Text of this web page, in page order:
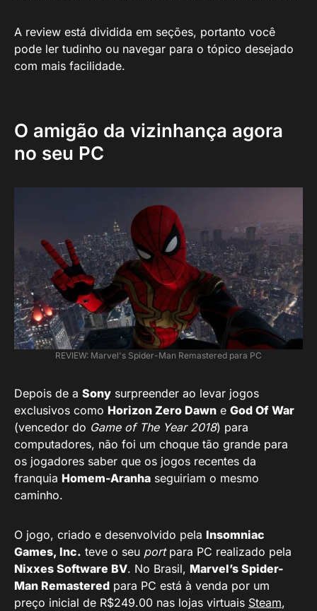
A review está dividida em seções, portanto você
pode ler tudinho ou navegar para o tópico desejado
com mais facilidade.
O amigão da vizinhança agora
no seu PC
REVIEW: Marvel's Spider-Man Remastered para PC
Depois de a Sony surpreender ao levar jogos
exclusivos como Horizon Zero Dawn e God Of War
(vencedor do Game of The Year 2018) para
computadores, não foi um choque tão grande para
os jogadores saber que os jogos recentes da
franquia Homem-Aranha seguiriam o mesmo
caminho.
O jogo, criado e desenvolvido pela Insomniac
Games, Inc. teve o seu port para PC realizado pela
Nixxes Software BV. No Brasil, Marvel’s Spider-
Man Remastered para PC está à venda por um
preço inicial de R$249.00 nas lojas virtuais Steam,